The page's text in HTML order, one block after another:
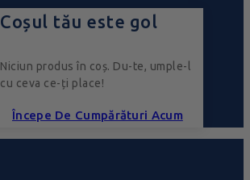
Coșul tău este gol
Niciun produs în coș. Du-te, umple-l
cu ceva ce-ți place!
Începe De Cumpărături Acum